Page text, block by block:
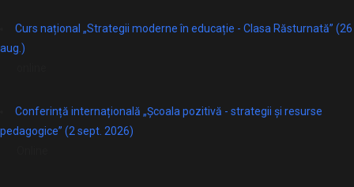
Curs național „Strategii moderne în educație - Clasa Răsturnată” (26
aug.)
Conferință internațională „Școala pozitivă - strategii și resurse
pedagogice” (2 sept. 2026)